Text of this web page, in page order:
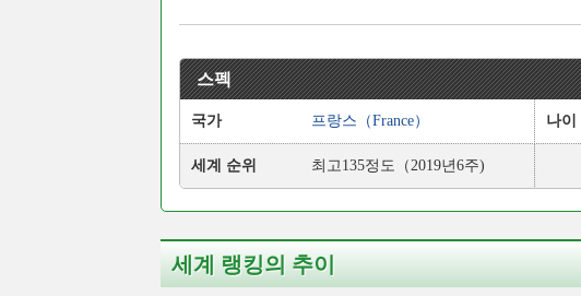
스펙
국가 프랑스（France） 나이
세계 순위 최고135정도（2019년6주)
세계 랭킹의 추이